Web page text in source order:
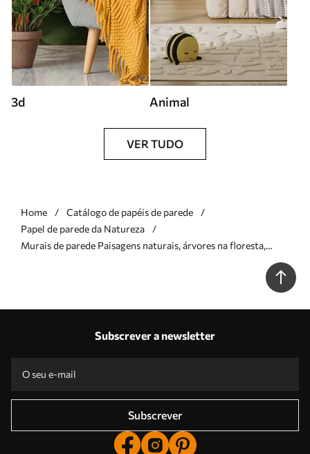
3d Animal
VER TUDO
Home
Catálogo de papéis de parede
Papel de parede da Natureza
Murais de parede Paisagens naturais, árvores na floresta,
Subscrever a newsletter
Subscrever